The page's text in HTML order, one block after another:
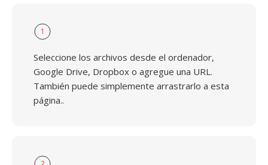
1
Seleccione los archivos desde el ordenador,
Google Drive, Dropbox o agregue una URL.
También puede simplemente arrastrarlo a esta
página..